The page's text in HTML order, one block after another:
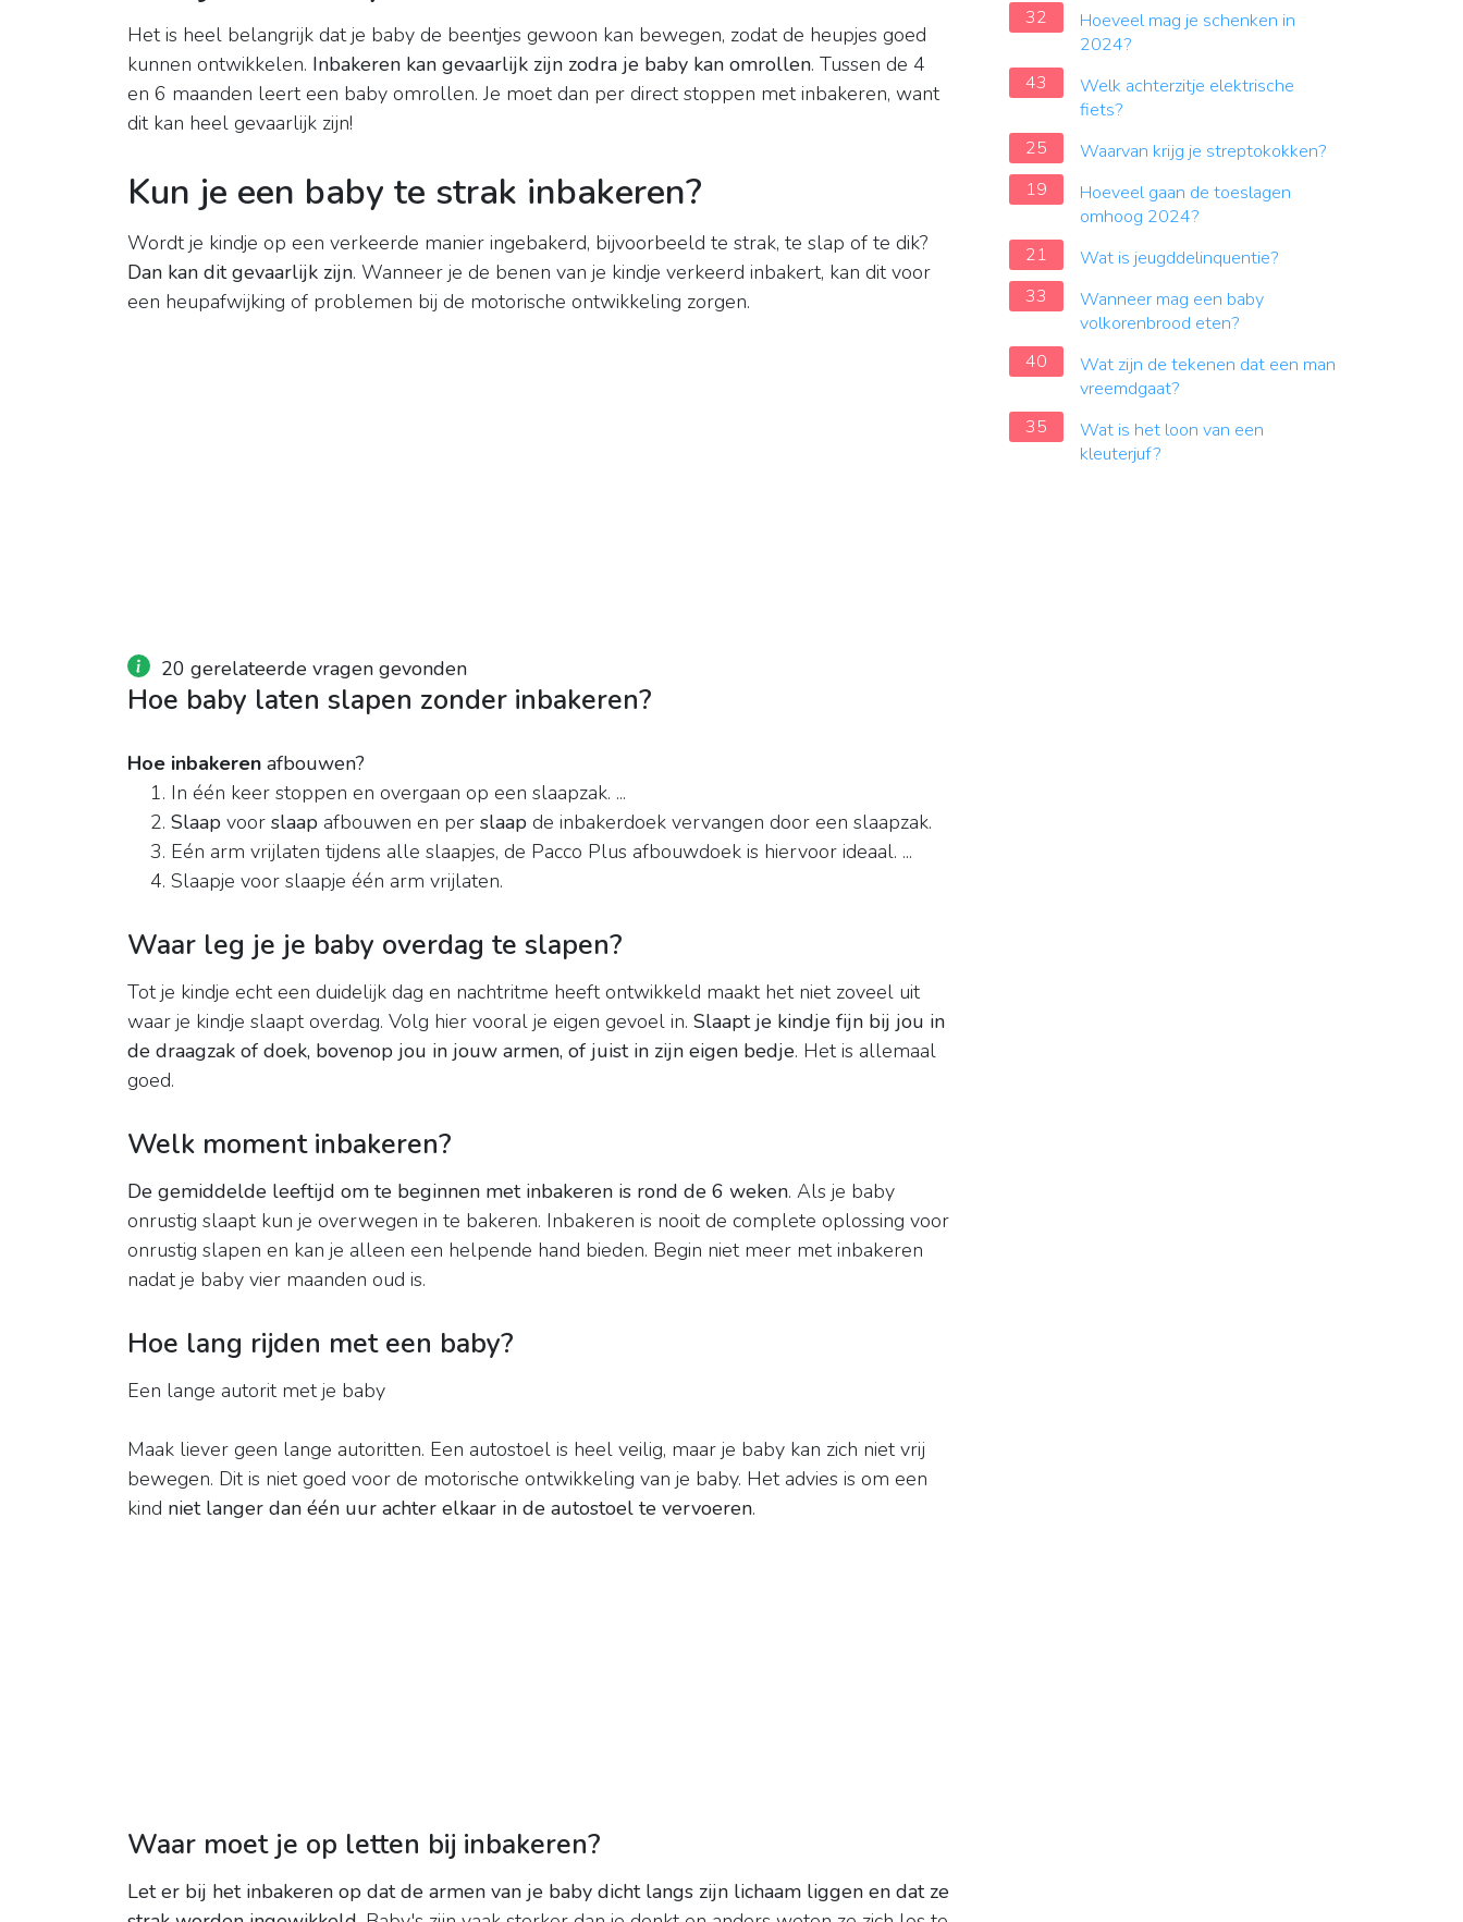
Het is heel belangrijk dat je baby de beentjes gewoon kan bewegen, zodat de heupjes goed
kunnen ontwikkelen. Inbakeren kan gevaarlijk zijn zodra je baby kan omrollen. Tussen de 4
en 6 maanden leert een baby omrollen. Je moet dan per direct stoppen met inbakeren, want
dit kan heel gevaarlijk zijn!
Kun je een baby te strak inbakeren?
Wordt je kindje op een verkeerde manier ingebakerd, bijvoorbeeld te strak, te slap of te dik?
Dan kan dit gevaarlijk zijn. Wanneer je de benen van je kindje verkeerd inbakert, kan dit voor
een heupafwijking of problemen bij de motorische ontwikkeling zorgen.
20 gerelateerde vragen gevonden
Hoe baby laten slapen zonder inbakeren?
Hoe inbakeren afbouwen?
In één keer stoppen en overgaan op een slaapzak. ...
Slaap voor slaap afbouwen en per slaap de inbakerdoek vervangen door een slaapzak.
Eén arm vrijlaten tijdens alle slaapjes, de Pacco Plus afbouwdoek is hiervoor ideaal. ...
Slaapje voor slaapje één arm vrijlaten.
Waar leg je je baby overdag te slapen?
Tot je kindje echt een duidelijk dag en nachtritme heeft ontwikkeld maakt het niet zoveel uit
waar je kindje slaapt overdag. Volg hier vooral je eigen gevoel in. Slaapt je kindje fijn bij jou in
de draagzak of doek, bovenop jou in jouw armen, of juist in zijn eigen bedje. Het is allemaal
goed.
Welk moment inbakeren?
De gemiddelde leeftijd om te beginnen met inbakeren is rond de 6 weken. Als je baby
onrustig slaapt kun je overwegen in te bakeren. Inbakeren is nooit de complete oplossing voor
onrustig slapen en kan je alleen een helpende hand bieden. Begin niet meer met inbakeren
nadat je baby vier maanden oud is.
Hoe lang rijden met een baby?
Een lange autorit met je baby
Maak liever geen lange autoritten. Een autostoel is heel veilig, maar je baby kan zich niet vrij
bewegen. Dit is niet goed voor de motorische ontwikkeling van je baby. Het advies is om een
kind niet langer dan één uur achter elkaar in de autostoel te vervoeren.
Waar moet je op letten bij inbakeren?
Let er bij het inbakeren op dat de armen van je baby dicht langs zijn lichaam liggen en dat ze
32
Hoeveel mag je schenken in
2024?
43
Welk achterzitje elektrische
fiets?
25
Waarvan krijg je streptokokken?
19
Hoeveel gaan de toeslagen
omhoog 2024?
21
Wat is jeugddelinquentie?
33
Wanneer mag een baby
volkorenbrood eten?
40
Wat zijn de tekenen dat een man
vreemdgaat?
35
Wat is het loon van een
kleuterjuf?